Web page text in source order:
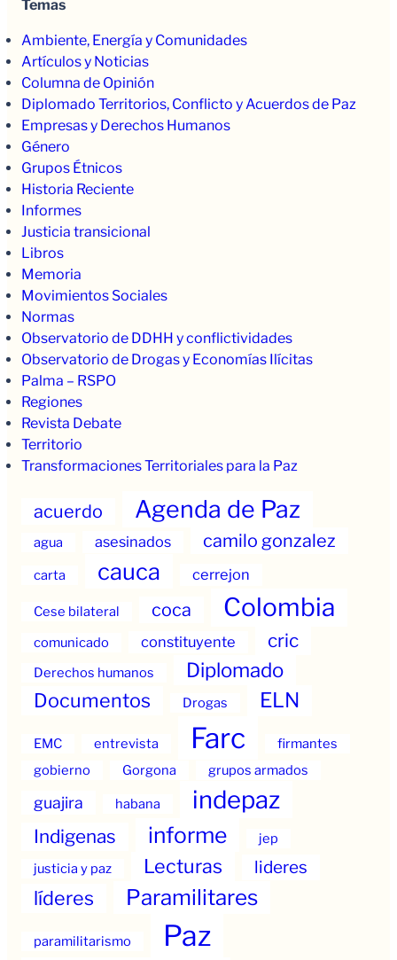
Temas
Ambiente, Energía y Comunidades
Artículos y Noticias
Columna de Opinión
Diplomado Territorios, Conflicto y Acuerdos de Paz
Empresas y Derechos Humanos
Género
Grupos Étnicos
Historia Reciente
Informes
Justicia transicional
Libros
Memoria
Movimientos Sociales
Normas
Observatorio de DDHH y conflictividades
Observatorio de Drogas y Economías Ilícitas
Palma – RSPO
Regiones
Revista Debate
Territorio
Transformaciones Territoriales para la Paz
acuerdo Agenda de Paz
agua asesinados camilo gonzalez
carta cauca cerrejon
Cese bilateral coca Colombia
comunicado constituyente cric
Derechos humanos Diplomado
Documentos Drogas ELN
EMC entrevista Farc
firmantes
gobierno
Gorgona grupos armados
guajira habana indepaz
Indigenas informe
jep
justicia y paz
Lecturas lideres
líderes Paramilitares
paramilitarismo Paz